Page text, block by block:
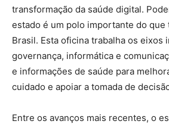
transformação da saúde digital.
estado é um polo importante do que
Brasil. Esta oficina trabalha os eixos
governança, informática e
e informações de saúde para
cuidado e apoiar a tomada de
Entre os avanços mais recentes, o